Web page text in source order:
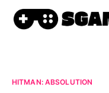
HITMAN: ABSOLUTION